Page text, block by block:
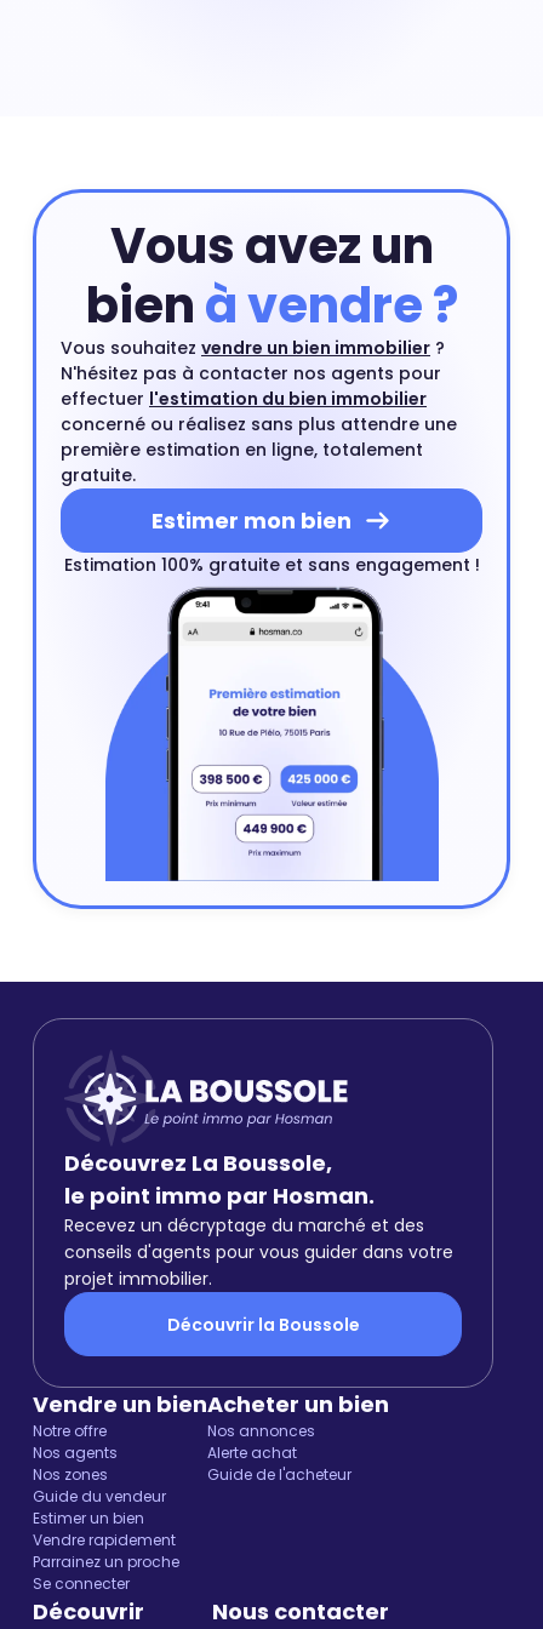
Vous avez un
bienà vendre ?
Vous souhaitez vendre un bien immobilier ?
N'hésitez pas à contacter nos agents pour
effectuer l'estimation du bien immobilier
concerné ou réalisez sans plus attendre une
première estimation en ligne, totalement
gratuite.
Estimer mon bien
Estimation 100% gratuite et sans engagement !
Découvrez La Boussole,
le point immo par Hosman.
Recevez un décryptage du marché et des
conseils d'agents pour vous guider dans votre
projet immobilier.
Découvrir la Boussole
Vendre un bien
Notre offre
Nos agents
Nos zones
Guide du vendeur
Estimer un bien
Vendre rapidement
Parrainez un proche
Se connecter
Acheter un bien
Nos annonces
Alerte achat
Guide de l'acheteur
Découvrir Nous contacter